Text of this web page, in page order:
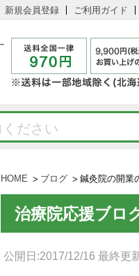
新規会員登録 ご利用ガイド
HOME ブログ 鍼灸院の開業
治療院応援ブロ
公開日:2017/12/16 最終更